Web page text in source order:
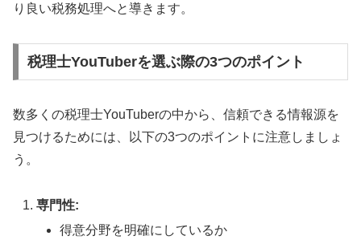
り良い税務処理へと導きます。
税理士YouTuberを選ぶ際の3つのポイント
数多くの税理士YouTuberの中から、信頼できる情報源を
見つけるためには、以下の3つのポイントに注意しましょ
う。
専門性:
得意分野を明確にしているか